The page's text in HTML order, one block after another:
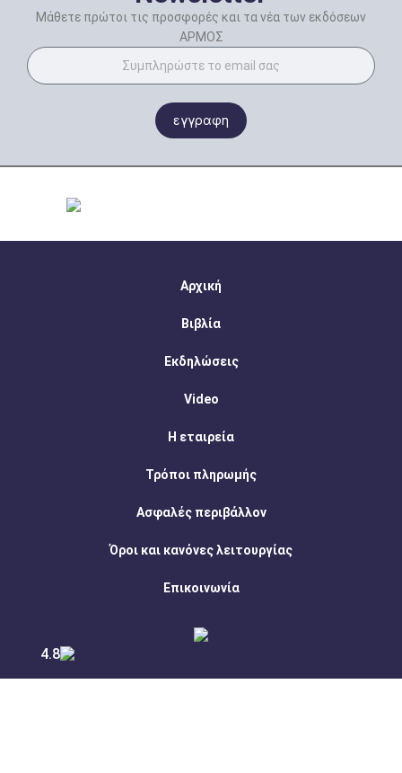
Μάθετε πρώτοι τις προσφορές και τα νέα των εκδόσεων
ΑΡΜΟΣ
εγγραφη
4.8
Αρχική
Βιβλία
Εκδηλώσεις
Video
Η εταιρεία
Τρόποι πληρωμής
Ασφαλές περιβάλλον
Όροι και κανόνες λειτουργίας
Επικοινωνία